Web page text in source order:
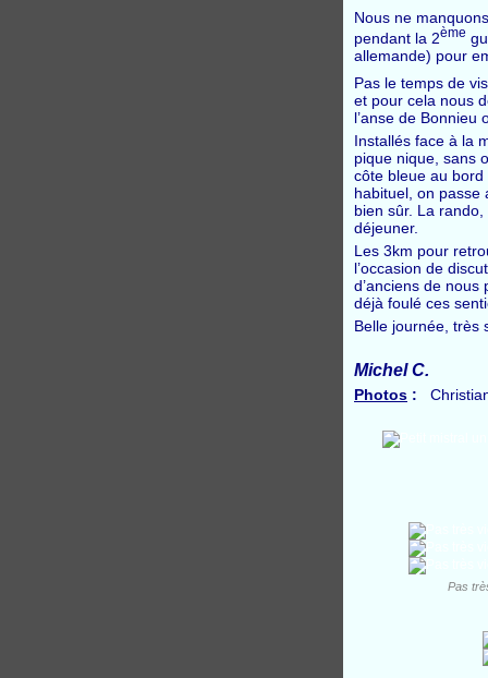
Nous ne
pendant la 2ème
allemande) pour
Pas le temps de
et pour cela nous
l’anse de Bonnieu
Installés face à la
pique nique, sans
côte bleue au
habituel, on passe
bien sûr. La
déjeuner.
Les 3km pour
l’occasion de
d’anciens de nous
déjà foulé ces
Belle journée, très
Michel C.
Photos :
Pas